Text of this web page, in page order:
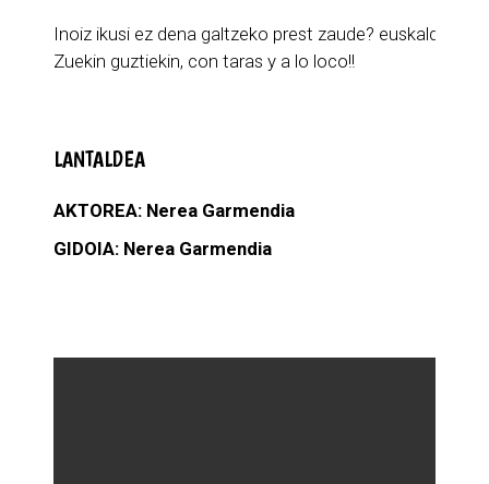
Inoiz ikusi ez dena galtzeko prest zaude? euskaldun
Zuekin guztiekin, con taras y a lo loco!!
LANTALDEA
AKTOREA: Nerea Garmendia
GIDOIA: Nerea Garmendia